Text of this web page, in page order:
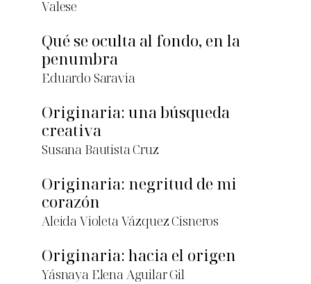
Valese
Qué se oculta al fondo, en la
penumbra
Eduardo Saravia
Originaria: una búsqueda
creativa
Susana Bautista Cruz
Originaria: negritud de mi
corazón
Aleida Violeta Vázquez Cisneros
Originaria: hacia el origen
Yásnaya Elena Aguilar Gil